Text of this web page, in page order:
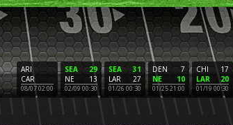
ARI
CAR
08/07 02:00
29
SEA
13
NE
02/09 00:30
31
SEA
27
LAR
01/26 00:30
7
DEN
10
NE
01/25 21:00
17
CHI
20
LAR
01/19 00:30